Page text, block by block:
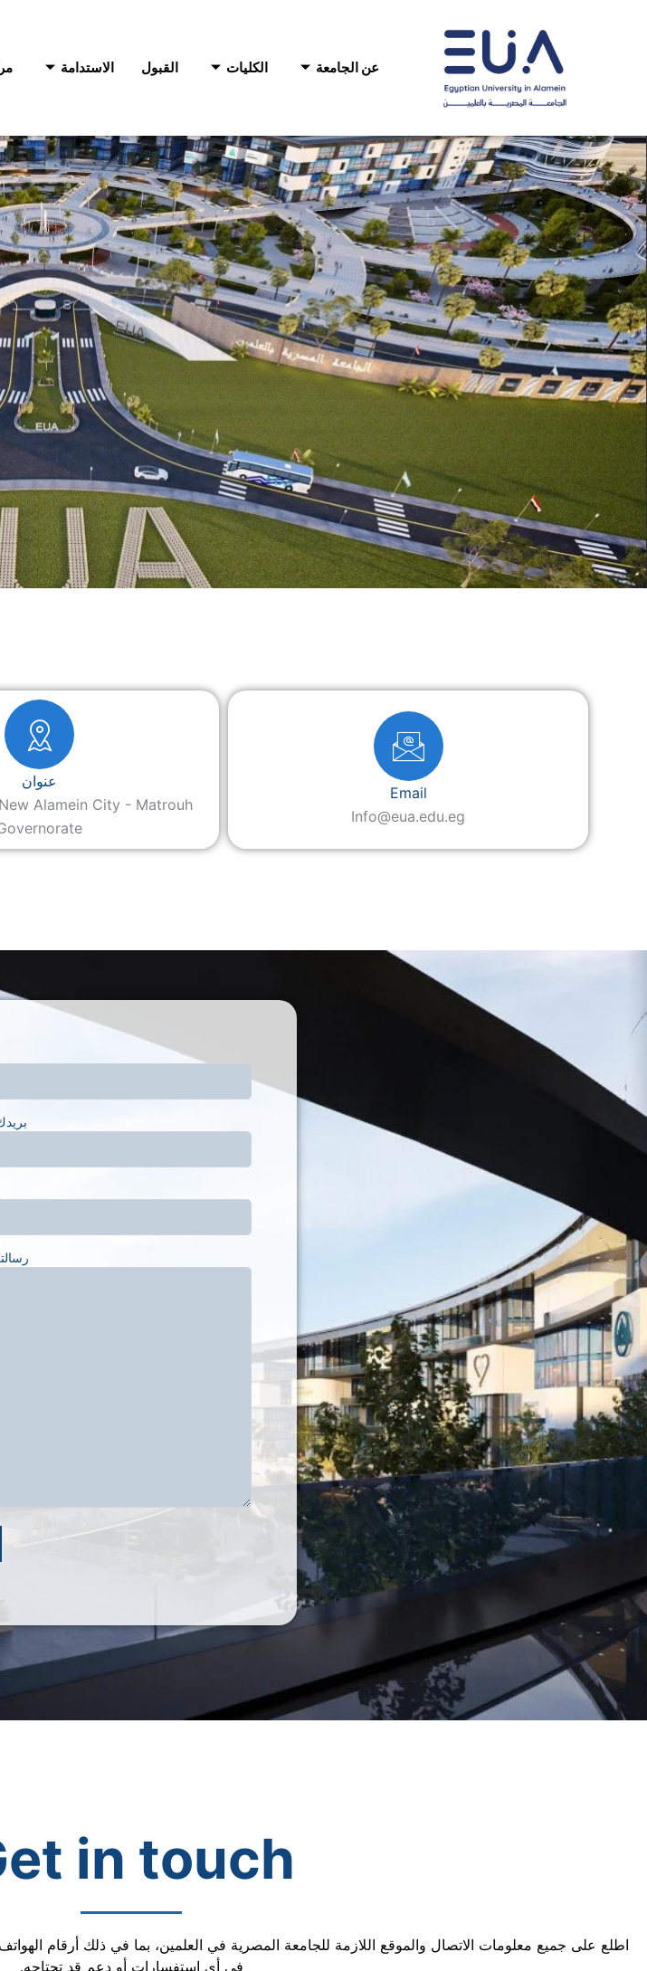
عن الجامعة الكليات القبول الاستدامة
Email
Info@eua.edu.eg
عنوان
Alamein City - Matrouh
in touch
اطلع على جميع معلومات الاتصال والموقع اللازمة للجامعة المصرية في العلمين، بما في ذلك أرقام
في أي استفسارات أو دعم قد تحتاجه.